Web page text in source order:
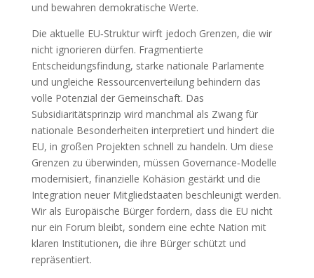
und bewahren demokratische Werte.
Die aktuelle EU‑Struktur wirft jedoch Grenzen, die wir
nicht ignorieren dürfen. Fragmentierte
Entscheidungsfindung, starke nationale Parlamente
und ungleiche Ressourcenverteilung behindern das
volle Potenzial der Gemeinschaft. Das
Subsidiaritätsprinzip wird manchmal als Zwang für
nationale Besonderheiten interpretiert und hindert die
EU, in großen Projekten schnell zu handeln. Um diese
Grenzen zu überwinden, müssen Governance‑Modelle
modernisiert, finanzielle Kohäsion gestärkt und die
Integration neuer Mitgliedstaaten beschleunigt werden.
Wir als Europäische Bürger fordern, dass die EU nicht
nur ein Forum bleibt, sondern eine echte Nation mit
klaren Institutionen, die ihre Bürger schützt und
repräsentiert.